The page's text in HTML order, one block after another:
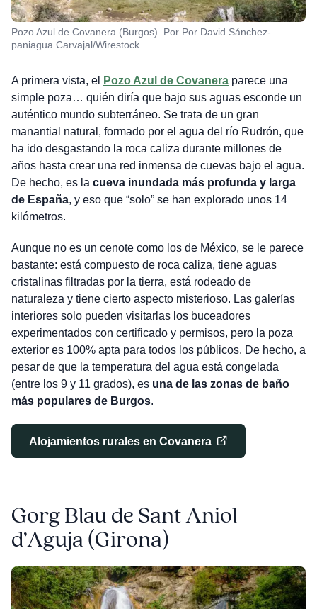
Pozo Azul de Covanera (Burgos). Por Por David Sánchez-
paniagua Carvajal/Wirestock
A primera vista, el Pozo Azul de Covaneraparece una
simple poza… quién diría que bajo sus aguas esconde un
auténtico mundo subterráneo. Se trata de un gran
manantial natural, formado por el agua del río Rudrón, que
ha ido desgastando la roca caliza durante millones de
años hasta crear una red inmensa de cuevas bajo el agua.
De hecho, es la cueva inundada más profunda y larga
de España, y eso que “solo” se han explorado unos 14
kilómetros.
Aunque no es un cenote como los de México, se le parece
bastante: está compuesto de roca caliza, tiene aguas
cristalinas filtradas por la tierra, está rodeado de
naturaleza y tiene cierto aspecto misterioso. Las galerías
interiores solo pueden visitarlas los buceadores
experimentados con certificado y permisos, pero la poza
exterior es 100% apta para todos los públicos. De hecho, a
pesar de que la temperatura del agua está congelada
(entre los 9 y 11 grados), es una de las zonas de baño
más populares de Burgos.
Alojamientos rurales en Covanera
Gorg Blau de Sant Aniol
d’Aguja (Girona)